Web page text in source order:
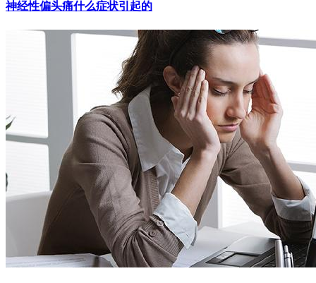
神经性偏头痛什么症状引起的